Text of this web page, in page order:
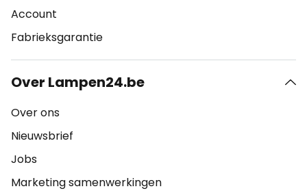
Account
Fabrieksgarantie
Over Lampen24.be
Over ons
Nieuwsbrief
Jobs
Marketing samenwerkingen